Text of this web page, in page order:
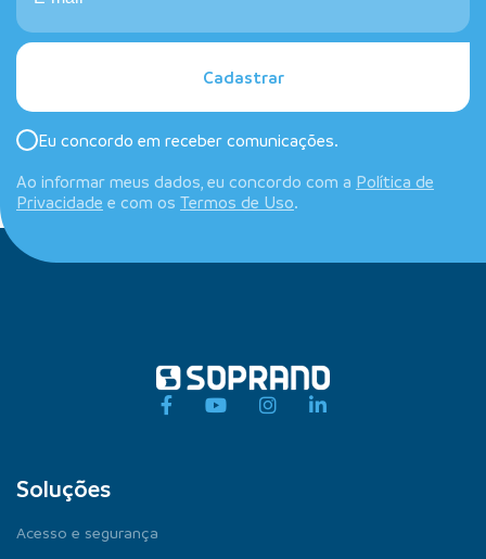
Cadastrar
Eu concordo em receber comunicações.
Ao informar meus dados, eu concordo com a Política de
Privacidade e com os Termos de Uso.
Soluções
Acesso e segurança